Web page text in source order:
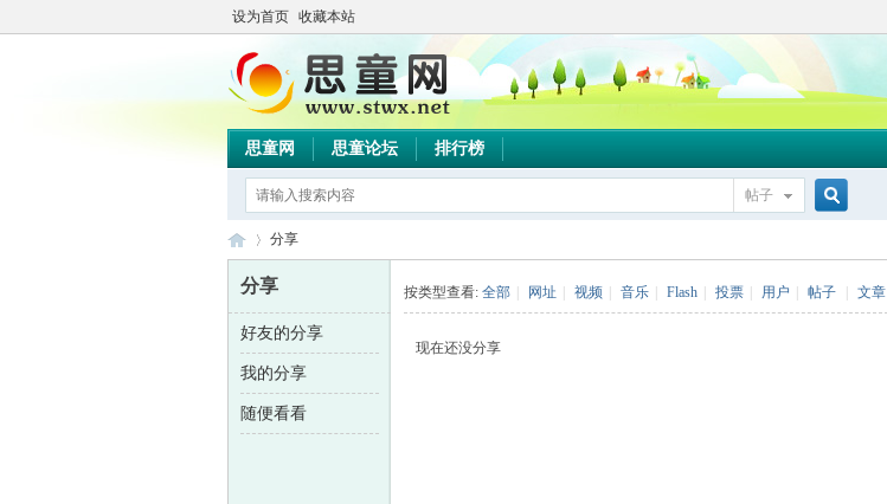
设为首页 收藏本站
思童网 思童论坛 排行榜
帖子
思 ›
分享
分享
好友的分享
我的分享
随便看看
按类型查看: 全部 网址 视频 音乐 Flash 投票 用户 帖子 文章
现在还没分享